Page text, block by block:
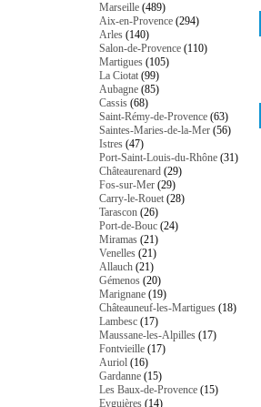
Marseille (489)
Aix-en-Provence (294)
Arles (140)
Salon-de-Provence (110)
Martigues (105)
La Ciotat (99)
Aubagne (85)
Cassis (68)
Saint-Rémy-de-Provence (63)
Saintes-Maries-de-la-Mer (56)
Istres (47)
Port-Saint-Louis-du-Rhône (31)
Châteaurenard (29)
Fos-sur-Mer (29)
Carry-le-Rouet (28)
Tarascon (26)
Port-de-Bouc (24)
Miramas (21)
Venelles (21)
Allauch (21)
Gémenos (20)
Marignane (19)
Châteauneuf-les-Martigues (18)
Lambesc (17)
Maussane-les-Alpilles (17)
Fontvieille (17)
Auriol (16)
Gardanne (15)
Les Baux-de-Provence (15)
Eyguières (14)